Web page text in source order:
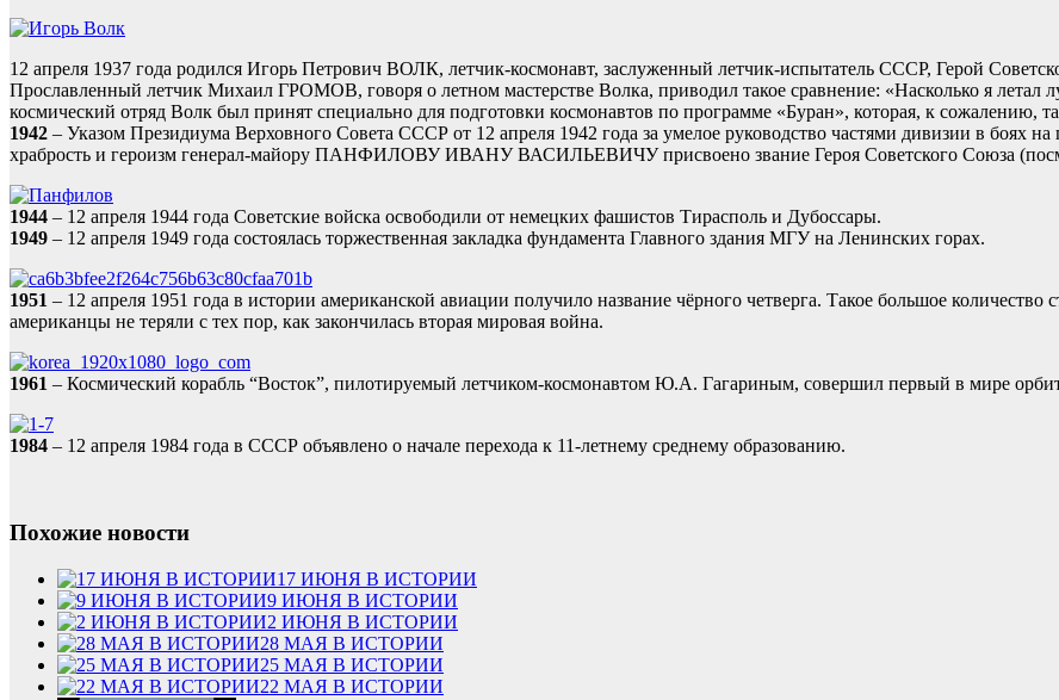
12 апреля 1937 года родился Игорь Петрович ВОЛК, летчик-космонавт, заслуженный летчик-испытатель СССР, Герой
Прославленный летчик Михаил ГРОМОВ, говоря о летном мастерстве Волка, приводил такое сравнение: «Насколько я летал
космический отряд Волк был принят специально для подготовки космонавтов по программе «Буран», которая, к сожалению,
1942 – Указом Президиума Верховного Совета СССР от 12 апреля 1942 года за умелое руководство частями дивизии в боях
храбрость и героизм генерал-майору ПАНФИЛОВУ ИВАНУ ВАСИЛЬЕВИЧУ присвоено звание Героя Советского Союза
1944 – 12 апреля 1944 года Советские войска освободили от немецких фашистов Тирасполь и Дубоссары.
1949 – 12 апреля 1949 года состоялась торжественная закладка фундамента Главного здания МГУ на Ленинских горах.
1951 – 12 апреля 1951 года в истории американской авиации получило название чёрного четверга. Такое большое
американцы не теряли с тех пор, как закончилась вторая мировая война.
1961 – Космический корабль “Восток”, пилотируемый летчиком-космонавтом Ю.А. Гагариным, совершил первый в мире
1984 – 12 апреля 1984 года в СССР объявлено о начале перехода к 11-летнему среднему образованию.
Похожие новости
17 ИЮНЯ В ИСТОРИИ
9 ИЮНЯ В ИСТОРИИ
2 ИЮНЯ В ИСТОРИИ
28 МАЯ В ИСТОРИИ
25 МАЯ В ИСТОРИИ
22 МАЯ В ИСТОРИИ